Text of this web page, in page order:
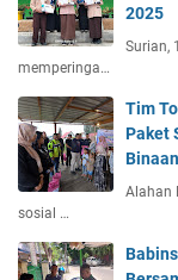
2025
Surian,
memperinga…
Tim
Paket
Alahan
sosial …